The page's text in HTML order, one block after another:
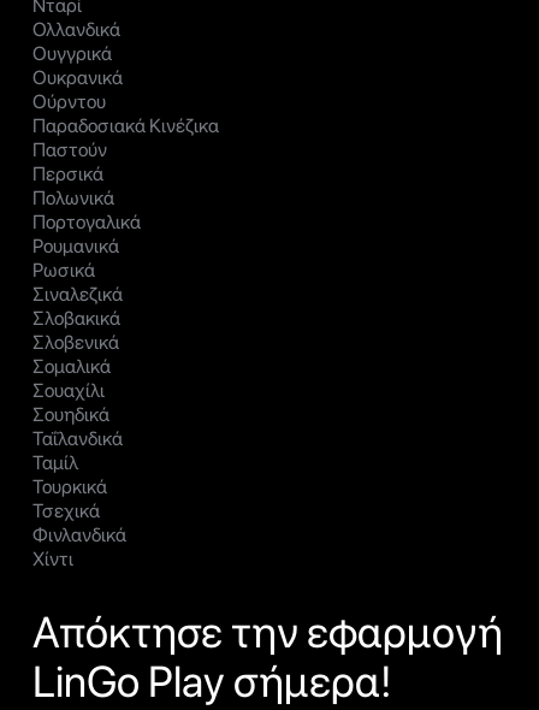
Νταρί
Ολλανδικά
Ουγγρικά
Ουκρανικά
Ούρντου
Παραδοσιακά Κινέζικα
Παστούν
Περσικά
Πολωνικά
Πορτογαλικά
Ρουμανικά
Ρωσικά
Σιναλεζικά
Σλοβακικά
Σλοβενικά
Σομαλικά
Σουαχίλι
Σουηδικά
Ταΐλανδικά
Ταμίλ
Τουρκικά
Τσεχικά
Φινλανδικά
Χίντι
Απόκτησε την εφαρμογή
LinGo Play σήμερα!